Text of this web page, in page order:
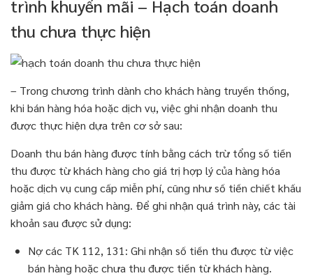
trình khuyến mãi – Hạch toán doanh
thu chưa thực hiện
– Trong chương trình dành cho khách hàng truyền thống,
khi bán hàng hóa hoặc dịch vụ, việc ghi nhận doanh thu
được thực hiện dựa trên cơ sở sau:
Doanh thu bán hàng được tính bằng cách trừ tổng số tiền
thu được từ khách hàng cho giá trị hợp lý của hàng hóa
hoặc dịch vụ cung cấp miễn phí, cũng như số tiền chiết khấu
giảm giá cho khách hàng. Để ghi nhận quá trình này, các tài
khoản sau được sử dụng:
Nợ các TK 112, 131: Ghi nhận số tiền thu được từ việc
bán hàng hoặc chưa thu được tiền từ khách hàng.